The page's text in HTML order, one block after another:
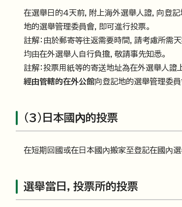
在選舉日的4天前，附上海外選舉人證，向登
地的選舉管理委員會，即可進行投票。
註解：由於郵寄等往返需要時間，請考慮所需天
均由在外選舉人自行負擔，敬請事先知悉。
註解：投票用紙等的寄送地址為在外選舉人證
經由管轄的在外公館向登記地的選舉管理委員
（3）日本國內的投票
在短期回國或在日本國內搬家至登記在國內選
選舉當日，投票所的投票